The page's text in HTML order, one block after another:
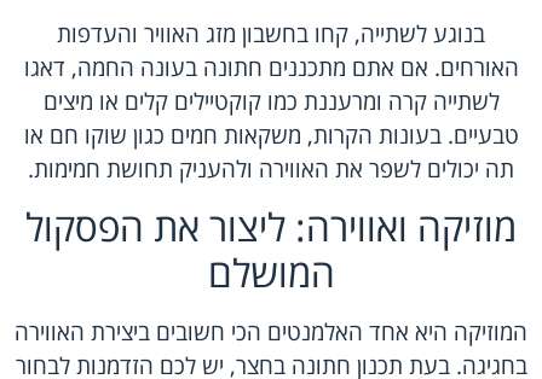
בנוגע לשתייה, קחו בחשבון מזג האוויר והעדפות
האורחים. אם אתם מתכננים חתונה בעונה החמה, דאגו
לשתייה קרה ומרעננת כמו קוקטיילים קלים או מיצים
טבעיים. בעונות הקרות, משקאות חמים כגון שוקו חם או
תה יכולים לשפר את האווירה ולהעניק תחושת חמימות.
מוזיקה ואווירה: ליצור את הפסקול
המושלם
המוזיקה היא אחד האלמנטים הכי חשובים ביצירת האווירה
בחגיגה. בעת תכנון חתונה בחצר, יש לכם הזדמנות לבחור